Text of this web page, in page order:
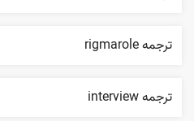
ترجمه rigmarole
ترجمه interview